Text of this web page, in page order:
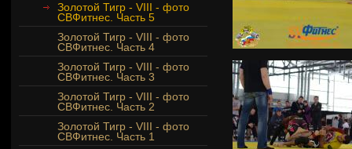
Золотой Тигр - VIII - фото
СВФитнес. Часть 5
Золотой Тигр - VIII - фото
СВФитнес. Часть 4
Золотой Тигр - VIII - фото
СВФитнес. Часть 3
Золотой Тигр - VIII - фото
СВФитнес. Часть 2
Золотой Тигр - VIII - фото
СВФитнес. Часть 1